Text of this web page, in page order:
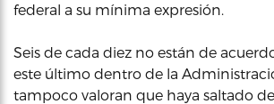
federal a su mínima expresión.
Seis de cada diez no están de
este último dentro de la
tampoco valoran que haya saltado